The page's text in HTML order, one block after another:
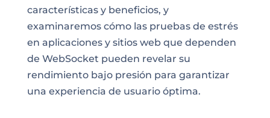
características y beneficios, y
examinaremos cómo las pruebas de estrés
en aplicaciones y sitios web que dependen
de WebSocket pueden revelar su
rendimiento bajo presión para garantizar
una experiencia de usuario óptima.